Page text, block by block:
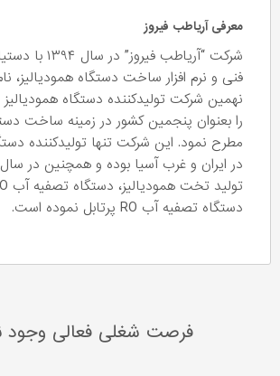
معرفی آریاطب فیروز
شرکت “آریاطب
فنی و نرم افزار ساخت دستگاه همودیالیز،
نهمین شرکت تولیدکننده دستگاه همودیالیز
را بعنوان پنجمین کشور در زمینه ساخت
مطرح نمود. این شرکت تنها تولیدکننده
دستگاه تصفیه آب RO پرتابل نموده است.
فرصت شغلی فعالی وجود